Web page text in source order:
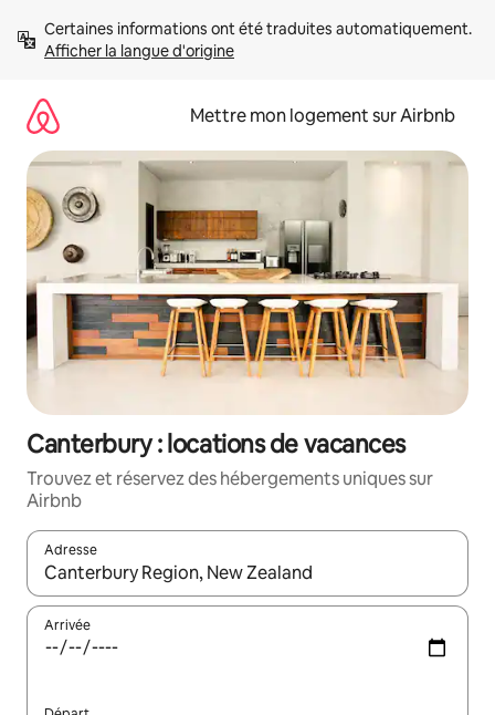
directement
Afficher la langue d'origine
Mettre mon logement sur Airbnb
Canterbury : locations de vacances
Trouvez et réservez des hébergements uniques sur
Airbnb
Adresse
Lorsque les résultats s'affichent, utilisez les flèches vers le
Arrivée